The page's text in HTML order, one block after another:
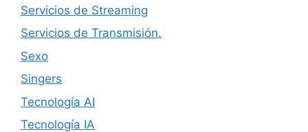
Servicios de Streaming
Servicios de Transmisión.
Sexo
Singers
Tecnología AI
Tecnología IA